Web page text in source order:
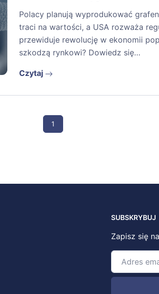
Polacy planują wyprodukować
traci na wartości, a USA rozważa
przewiduje rewolucję w ekonomii
szkodzą rynkowi? Dowiedz się…
Czytaj
1
SUBSKRYBUJ
Zapisz się